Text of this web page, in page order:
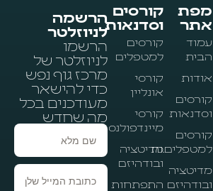
מפת
אתר
עמוד
הבית
אודות
קורסים
וסדנאות
קורסים
למטפלים.ות
מדיטציה
ובודהיזם
קורסים
וסדנאות
קורסים
למטפלים
קורסי
אונליין
קורסי
מיינדפולנס
מדיטציה
ובודהיזם
התפתחות
הרשמה
לניוזלטר
הרשמו
לניוזלטר של
מרכז גוף נפש
כדי להישאר
מעודכנים בכל
מה שחדש
מלא